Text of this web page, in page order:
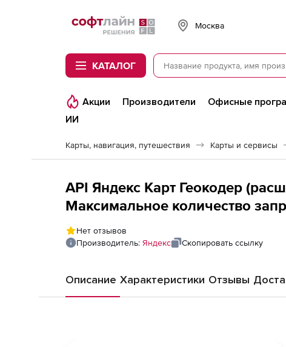
Softline
Москва
КАТАЛОГ
Акции Производители Офисные
ИИ
Карты, навигация, путешествия Карты и сервисы
API Яндекс Карт Геокодер
Максимальное количество
сохранением данных
Нет отзывов
Производитель: Яндекс Скопировать ссылку
Описание Характеристики Отзывы